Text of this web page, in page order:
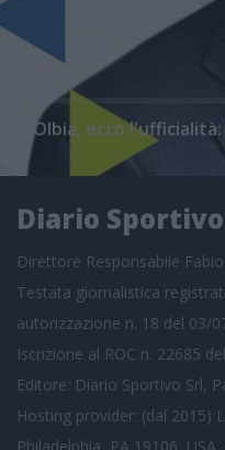
Olbia, ecco
Diario Sportivo
Direttore Responsabile Fabio
Testata giornalistica
autorizzazione n. 18 del 03/
Iscrizione al ROC n. 22685
Editore: Diario Sportivo Srl,
Hosting provider: (dal 2015)
Philadelphia, PA 19106,